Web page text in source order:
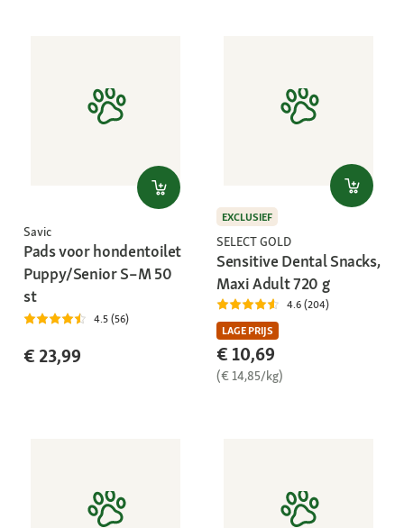
Savic
Pads voor hondentoilet
Puppy/Senior S–M 50
st
4.5 (56)
€ 23,99
EXCLUSIEF
SELECT GOLD
Sensitive Dental Snacks,
Maxi Adult 720 g
4.6 (204)
LAGE PRIJS
€ 10,69
(€ 14,85/kg)